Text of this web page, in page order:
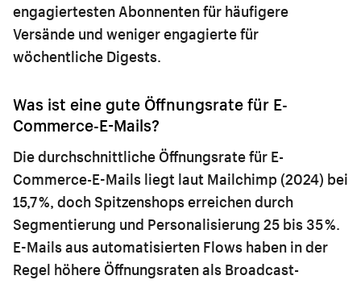
engagiertesten Abonnenten für häufigere
Versände und weniger engagierte für
wöchentliche Digests.
Was ist eine gute Öffnungsrate für E-
Commerce-E-Mails?
Die durchschnittliche Öffnungsrate für E-
Commerce-E-Mails liegt laut Mailchimp (2024) bei
15,7 %, doch Spitzenshops erreichen durch
Segmentierung und Personalisierung 25 bis 35 %.
E-Mails aus automatisierten Flows haben in der
Regel höhere Öffnungsraten als Broadcast-